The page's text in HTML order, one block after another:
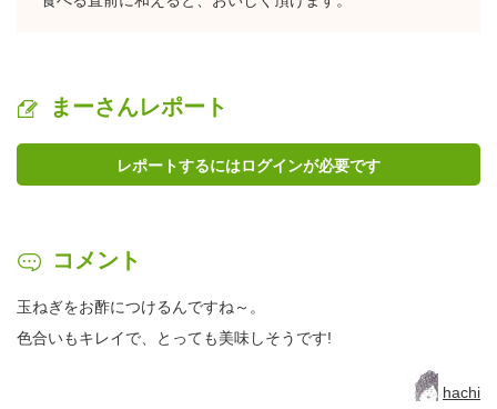
まーさんレポート
レポートするにはログインが必要です
コメント
玉ねぎをお酢につけるんですね～。
色合いもキレイで、とっても美味しそうです!
hachi